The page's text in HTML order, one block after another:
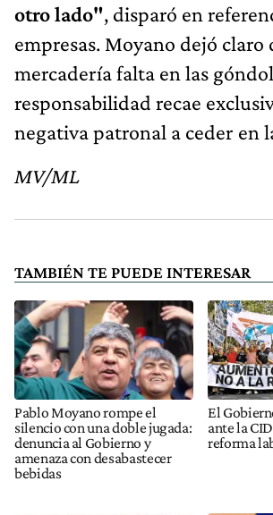
otro lado", disparó en
empresas. Moyano dejó claro
mercadería falta en las
responsabilidad recae
negativa patronal a ceder en
MV/ML
TAMBIÉN TE PUEDE INTERESAR
Pablo Moyano rompe el
silencio con una doble jugada:
denuncia al Gobierno y
amenaza con desabastecer
bebidas
El
ante la
reforma